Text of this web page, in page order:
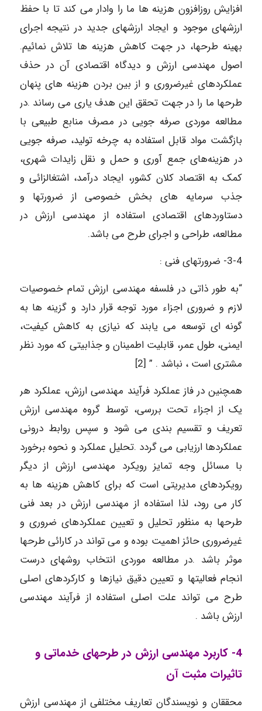
افزایش روزافزون هزینه ها ما را وادار می کند تا با حفظ
ارزشهای موجود و ایجاد ارزشهای جدید در نتیجه اجرای
بهینه طرحها، در جهت کاهش هزینه ها تلاش نمائیم.
اصول مهندسی ارزش و دیدگاه اقتصادی آن در حذف
عملکردهای غیرضروری و از بین بردن هزینه های پنهان
طرحها ما را در جهت تحقق این هدف یاری می رساند .در
مطالعه موردی صرفه جویی در مصرف منابع طبیعی با
بازگشت مواد قابل استفاده به چرخه تولید، صرفه جویی
در هزینه‌های جمع آوری و حمل و نقل زایدات شهری،
کمک به اقتصاد کلان کشور، ایجاد درآمد، اشتغالزائی و
جذب سرمایه های بخش خصوصی از ضرورتها و
دستاوردهای اقتصادی استفاده از مهندسی ارزش در
مطالعه، طراحی و اجرای طرح می باشد.
3-4- ضرورتهای فنی :
“به طور ذاتی در فلسفه مهندسی ارزش تمام خصوصیات
لازم و ضروری اجزاء مورد توجه قرار دارد و گزینه ها به
گونه ای توسعه می یابند که نیازی به کاهش کیفیت،
ایمنی، طول عمر، قابلیت اطمینان و جذابیتی که مورد نظر
مشتری است ، نباشد . ” [2]
همچنین در فاز عملکرد فرآیند مهندسی ارزش، عملکرد هر
یک از اجزاء تحت بررسی، توسط گروه مهندسی ارزش
تعریف و تقسیم بندی می شود و سپس روابط درونی
عملکردها ارزیابی می گردد .تحلیل عملکرد و نحوه برخورد
با مسائل وجه تمایز رویکرد مهندسی ارزش از دیگر
رویکردهای مدیریتی است که برای کاهش هزینه ها به
کار می رود، لذا استفاده از مهندسی ارزش در بعد فنی
طرحها به منظور تحلیل و تعیین عملکردهای ضروری و
غیر‌ضروری حائز اهمیت بوده و می تواند در کارائی طرحها
موثر باشد .در مطالعه موردی انتخاب روشهای درست
انجام فعالیتها و تعیین دقیق نیازها و کارکردهای اصلی
طرح می تواند علت اصلی استفاده از فرآیند مهندسی
ارزش باشد .
4- کاربرد مهندسی ارزش در طرحهای خدماتی و
تاثیرات مثبت آن
محققان و نویسندگان تعاریف مختلفی از مهندسی ارزش